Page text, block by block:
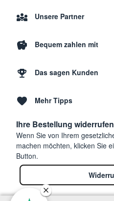
Unsere Partner
Bequem zahlen mit
Das sagen Kunden
Mehr Tipps
Ihre Bestellung widerrufen
Wenn Sie von Ihrem
machen möchten, klicken Sie
Button.